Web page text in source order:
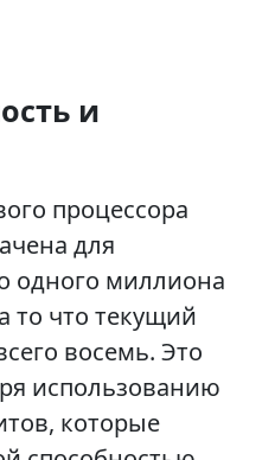
и
процессора
для
одного миллиона
то что текущий
восемь. Это
использованию
которые